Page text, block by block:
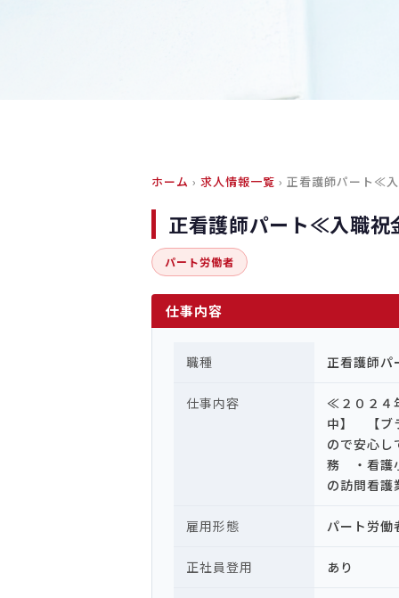
ホーム › 求人情報一覧 › 正看護師パート≪
正看護師パート≪入職
パート労働者
仕事内容
職種 正看護師
仕事内容
≪２０２４
中】 【ブ
ので安心
務 ・看護
の訪問看
雇用形態 パート労働
正社員登用 あり